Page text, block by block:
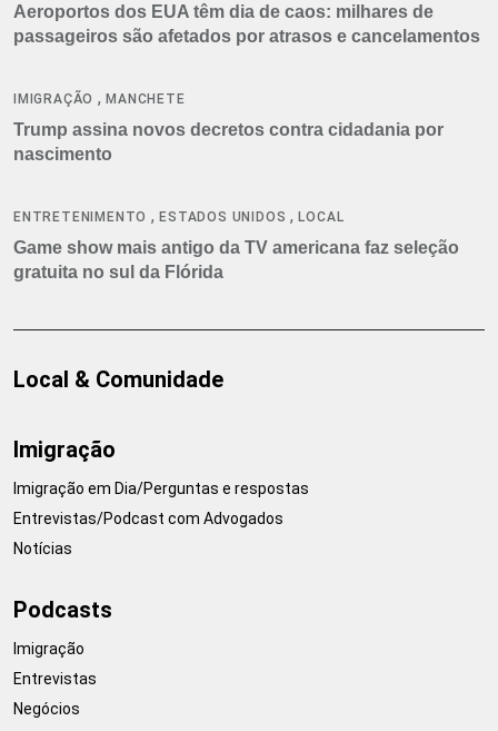
Aeroportos dos EUA têm dia de caos: milhares de
passageiros são afetados por atrasos e cancelamentos
IMIGRAÇÃO ,MANCHETE
Trump assina novos decretos contra cidadania por
nascimento
ENTRETENIMENTO ,ESTADOS UNIDOS ,LOCAL
Game show mais antigo da TV americana faz seleção
gratuita no sul da Flórida
Local & Comunidade
Imigração
Imigração em Dia/Perguntas e respostas
Entrevistas/Podcast com Advogados
Notícias
Podcasts
Imigração
Entrevistas
Negócios